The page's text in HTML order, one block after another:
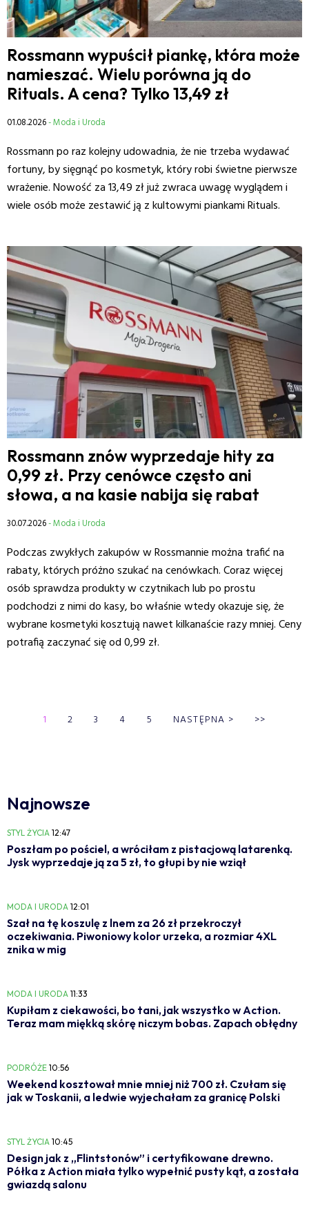
Rossmann wypuścił piankę, która może
namieszać. Wielu porówna ją do
Rituals. A cena? Tylko 13,49 zł
01.08.2026- Moda i Uroda
Rossmann po raz kolejny udowadnia, że nie trzeba wydawać
fortuny, by sięgnąć po kosmetyk, który robi świetne pierwsze
wrażenie. Nowość za 13,49 zł już zwraca uwagę wyglądem i
wiele osób może zestawić ją z kultowymi piankami Rituals.
Rossmann znów wyprzedaje hity za
0,99 zł. Przy cenówce często ani
słowa, a na kasie nabija się rabat
30.07.2026- Moda i Uroda
Podczas zwykłych zakupów w Rossmannie można trafić na
rabaty, których próżno szukać na cenówkach. Coraz więcej
osób sprawdza produkty w czytnikach lub po prostu
podchodzi z nimi do kasy, bo właśnie wtedy okazuje się, że
wybrane kosmetyki kosztują nawet kilkanaście razy mniej. Ceny
potrafią zaczynać się od 0,99 zł.
1 2 3 4 5 NASTĘPNA > >>
Najnowsze
STYL ŻYCIA 12:47
Poszłam po pościel, a wróciłam z pistacjową latarenką.
Jysk wyprzedaje ją za 5 zł, to głupi by nie wziął
MODA I URODA 12:01
Szał na tę koszulę z lnem za 26 zł przekroczył
oczekiwania. Piwoniowy kolor urzeka, a rozmiar 4XL
znika w mig
MODA I URODA 11:33
Kupiłam z ciekawości, bo tani, jak wszystko w Action.
Teraz mam miękką skórę niczym bobas. Zapach obłędny
PODRÓŻE 10:56
Weekend kosztował mnie mniej niż 700 zł. Czułam się
jak w Toskanii, a ledwie wyjechałam za granicę Polski
STYL ŻYCIA 10:45
Design jak z „Flintstonów” i certyfikowane drewno.
Półka z Action miała tylko wypełnić pusty kąt, a została
gwiazdą salonu